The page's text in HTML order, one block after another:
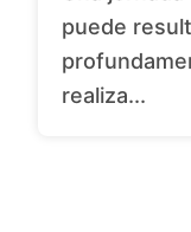
puede
realiza...